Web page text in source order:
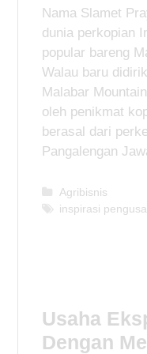
Nama Slamet
dunia perkopian
popular bareng
Walau baru
Malabar
oleh penikmat
berasal dari
Pangalengan
C
a
e
s
Agribisnis
T
inspirasi
Usaha
Dengan